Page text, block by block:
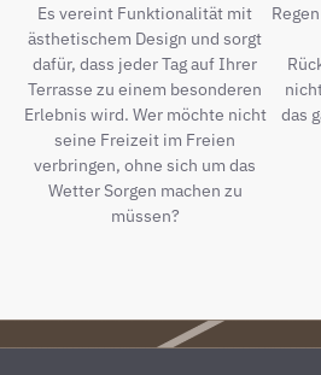
Es vereint Funktionalität mit
ästhetischem Design und sorgt
dafür, dass jeder Tag auf Ihrer
Terrasse zu einem besonderen
Erlebnis wird. Wer möchte nicht
seine Freizeit im Freien
verbringen, ohne sich um das
Wetter Sorgen machen zu
müssen?
das